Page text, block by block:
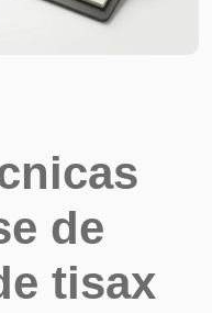
de
tisax